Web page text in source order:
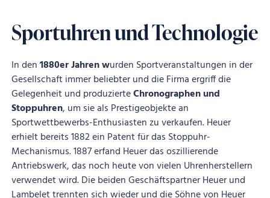
Sportuhren und Technologie
In den1880er Jahren wurden Sportveranstaltungen in der
Gesellschaft immer beliebter und die Firma ergriff die
Gelegenheit und produzierteChronographen und
Stoppuhren, um sie als Prestigeobjekte an
Sportwettbewerbs-Enthusiasten zu verkaufen. Heuer
erhielt bereits 1882 ein Patent für das Stoppuhr-
Mechanismus. 1887 erfand Heuer das oszillierende
Antriebswerk, das noch heute von vielen Uhrenherstellern
verwendet wird. Die beiden Geschäftspartner Heuer und